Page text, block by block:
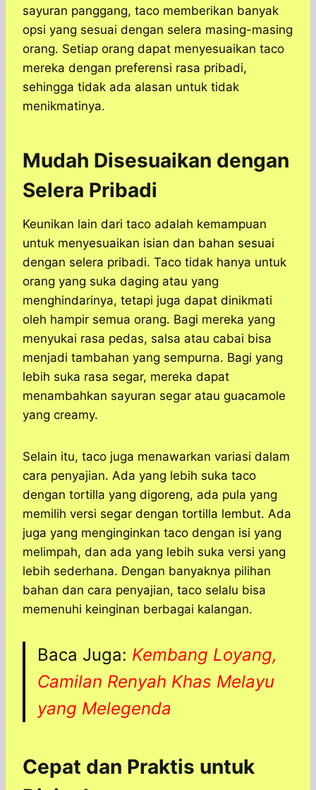
sayuran panggang, taco memberikan banyak
opsi yang sesuai dengan selera masing-masing
orang. Setiap orang dapat menyesuaikan taco
mereka dengan preferensi rasa pribadi,
sehingga tidak ada alasan untuk tidak
menikmatinya.
Mudah Disesuaikan dengan
Selera Pribadi
Keunikan lain dari taco adalah kemampuan
untuk menyesuaikan isian dan bahan sesuai
dengan selera pribadi. Taco tidak hanya untuk
orang yang suka daging atau yang
menghindarinya, tetapi juga dapat dinikmati
oleh hampir semua orang. Bagi mereka yang
menyukai rasa pedas, salsa atau cabai bisa
menjadi tambahan yang sempurna. Bagi yang
lebih suka rasa segar, mereka dapat
menambahkan sayuran segar atau guacamole
yang creamy.
Selain itu, taco juga menawarkan variasi dalam
cara penyajian. Ada yang lebih suka taco
dengan tortilla yang digoreng, ada pula yang
memilih versi segar dengan tortilla lembut. Ada
juga yang menginginkan taco dengan isi yang
melimpah, dan ada yang lebih suka versi yang
lebih sederhana. Dengan banyaknya pilihan
bahan dan cara penyajian, taco selalu bisa
memenuhi keinginan berbagai kalangan.
Baca Juga: Kembang Loyang,
Camilan Renyah Khas Melayu
yang Melegenda
Cepat dan Praktis untuk